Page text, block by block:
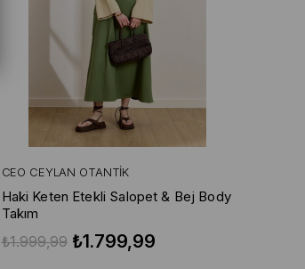
CEO CEYLAN OTANTIK
Haki Keten Etekli Salopet & Bej Body
Takım
₺1.799,99
₺1.999,99